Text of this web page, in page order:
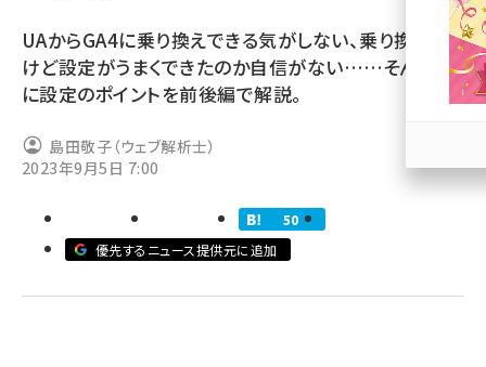
note (2310)
セミナー (2301)
z世代 (1620)
meo (1274)
llmo (1160)
UAからGA4に乗り換えできる気がしない、乗り換えた
けど設定がうまくできたのか自信がない……そんな方
に設定のポイントを前後編で解説。
島田敬子（ウェブ解析士）
2023年9月5日 7:00
50
優先するニュース提供元に追加